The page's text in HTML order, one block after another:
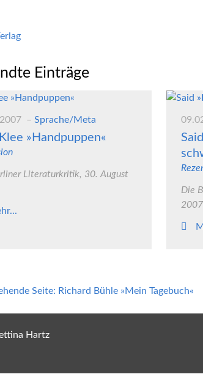
Einträge
Sprache/Meta
»Handpuppen«
Literaturkritik, 30. August
Die
2007
Seite: Richard Bühle »Mein Tagebuch«
Hartz